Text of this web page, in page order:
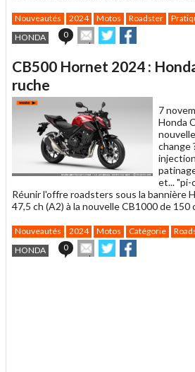
Nouveautés 2024 Motos Roadster
HONDA
0
Envoyer
cet
à
Partager
sur sur
CB500 Hornet 2024 :
ruche
7
Honda
change
et...
Réunir l'offre roadsters sous la bannière
47,5 ch (A2) à la nouvelle CB1000 de 150
Nouveautés 2024 Motos Catégorie
HONDA
0
Envoyer
cet
Partager
sur sur